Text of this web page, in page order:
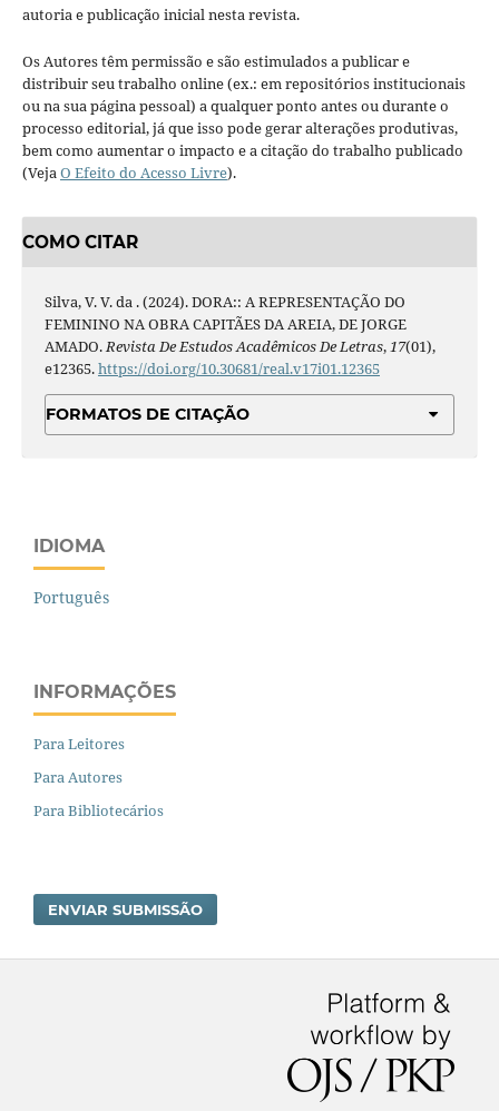
autoria e publicação inicial nesta revista.
Os Autores têm permissão e são estimulados a publicar e
distribuir seu trabalho online (ex.: em repositórios institucionais
ou na sua página pessoal) a qualquer ponto antes ou durante o
processo editorial, já que isso pode gerar alterações produtivas,
bem como aumentar o impacto e a citação do trabalho publicado
(VejaO Efeito do Acesso Livre).
COMO CITAR
Silva, V. V. da . (2024). DORA:: A REPRESENTAÇÃO DO
FEMININO NA OBRA CAPITÃES DA AREIA, DE JORGE
AMADO. Revista De Estudos Acadêmicos De Letras, 17(01),
e12365.https://doi.org/10.30681/real.v17i01.12365
FORMATOS DE CITAÇÃO
IDIOMA
Português
INFORMAÇÕES
Para Leitores
Para Autores
Para Bibliotecários
ENVIAR SUBMISSÃO